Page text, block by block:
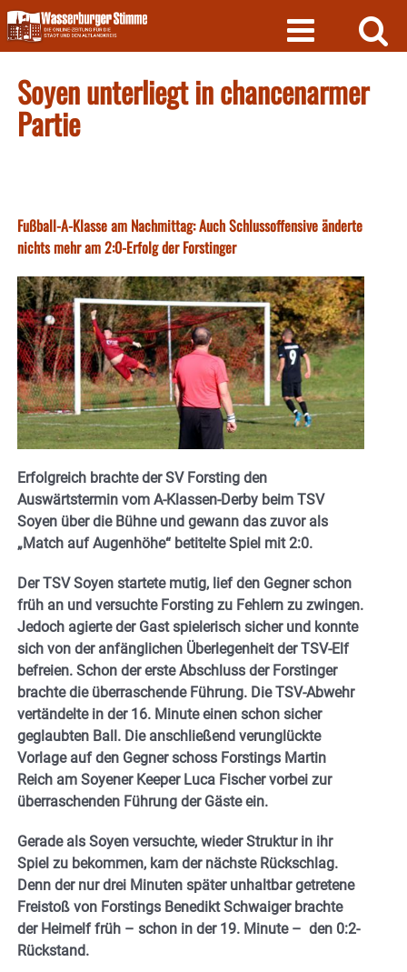
Skip
to
content
Soyen unterliegt in chancenarmer
Partie
Fußball-A-Klasse am Nachmittag: Auch Schlussoffensive änderte
nichts mehr am 2:0-Erfolg der Forstinger
Erfolgreich brachte der SV Forsting den
Auswärtstermin vom A-Klassen-Derby beim TSV
Soyen über die Bühne und gewann das zuvor als
„Match auf Augenhöhe“ betitelte Spiel mit 2:0.
Der TSV Soyen startete mutig, lief den Gegner schon
früh an und versuchte Forsting zu Fehlern zu zwingen.
Jedoch agierte der Gast spielerisch sicher und konnte
sich von der anfänglichen Überlegenheit der TSV-Elf
befreien. Schon der erste Abschluss der Forstinger
brachte die überraschende Führung. Die TSV-Abwehr
vertändelte in der 16. Minute einen schon sicher
geglaubten Ball. Die anschließend verunglückte
Vorlage auf den Gegner schoss Forstings Martin
Reich am Soyener Keeper Luca Fischer vorbei zur
überraschenden Führung der Gäste ein.
Gerade als Soyen versuchte, wieder Struktur in ihr
Spiel zu bekommen, kam der nächste Rückschlag.
Denn der nur drei Minuten später unhaltbar getretene
Freistoß von Forstings Benedikt Schwaiger brachte
der Heimelf früh – schon in der 19. Minute – den 0:2-
Rückstand.